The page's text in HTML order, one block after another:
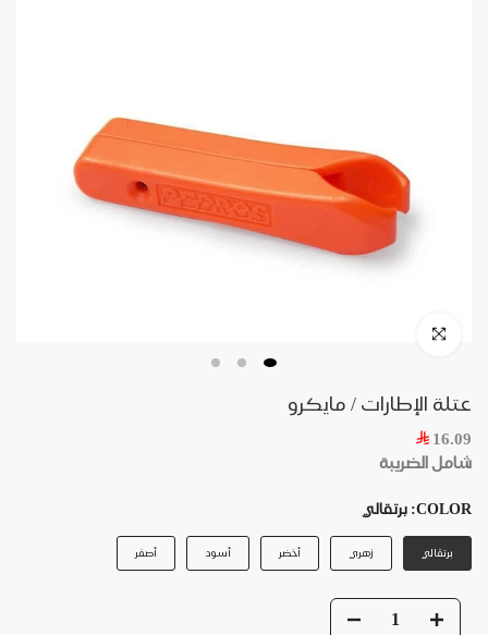
عتلة الإطارات / مايكرو
16.09
شامل الضريبة
COLOR: برتقالي
برتقالي زهري أخضر أسود أصفر